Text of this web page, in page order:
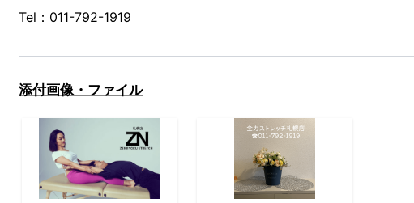
Tel：011-792-1919
添付画像・ファイル